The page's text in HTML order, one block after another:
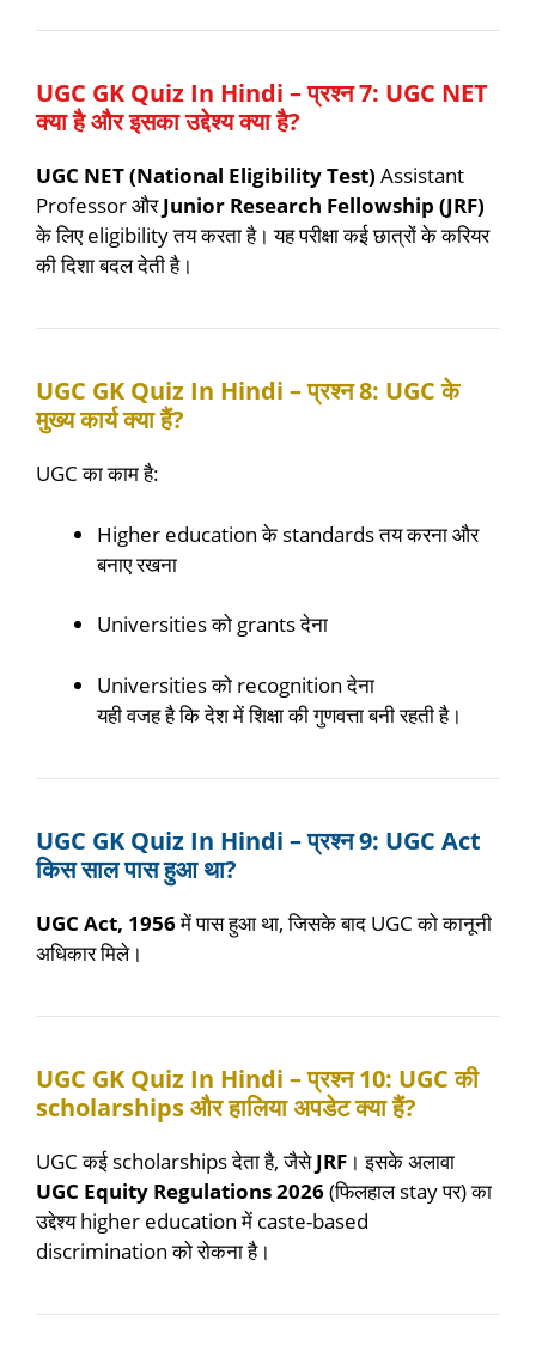
UGC GK Quiz In Hindi – प्रश्न 7: UGC NET
क्या है और इसका उद्देश्य क्या है?
UGC NET (National Eligibility Test) Assistant
Professor औरJunior Research Fellowship (JRF)
के लिए eligibility तय करता है। यह परीक्षा कई छात्रों के करियर
की दिशा बदल देती है।
UGC GK Quiz In Hindi – प्रश्न 8: UGC के
मुख्य कार्य क्या हैं?
UGC का काम है:
Higher education के standards तय करना और
बनाए रखना
Universities को grants देना
Universities को recognition देना
यही वजह है कि देश में शिक्षा की गुणवत्ता बनी रहती है।
UGC GK Quiz In Hindi – प्रश्न 9: UGC Act
किस साल पास हुआ था?
UGC Act, 1956में पास हुआ था, जिसके बाद UGC को कानूनी
अधिकार मिले।
UGC GK Quiz In Hindi – प्रश्न 10: UGC की
scholarships और हालिया अपडेट क्या हैं?
UGC कई scholarships देता है, जैसेJRF । इसके अलावा
UGC Equity Regulations 2026(फिलहाल stay पर) का
उद्देश्य higher education में caste-based
discrimination को रोकना है।